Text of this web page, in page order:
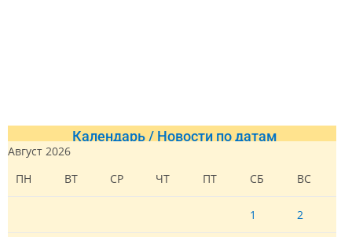
Календарь / Новости по датам
Август 2026
ПН
ВТ СР ЧТ ПТ СБ ВС
1 2